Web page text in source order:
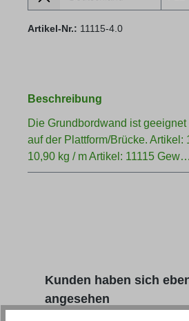
Artikel-Nr.: 11115-4.0
Beschreibung
Die Grundbordwand ist
auf der Plattform/Brücke. Artikel:
10,90 kg / m Artikel: 11115 Gew…
Produktgalerie überspringen
Kunden haben sich
angesehen